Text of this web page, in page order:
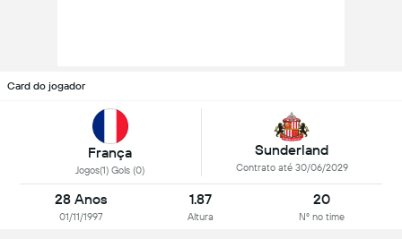
Card do jogador
França
Jogos(1) Gols (0)
Sunderland
Contrato até 30/06/2029
28 Anos
01/11/1997
1.87
Altura
20
Nº no time